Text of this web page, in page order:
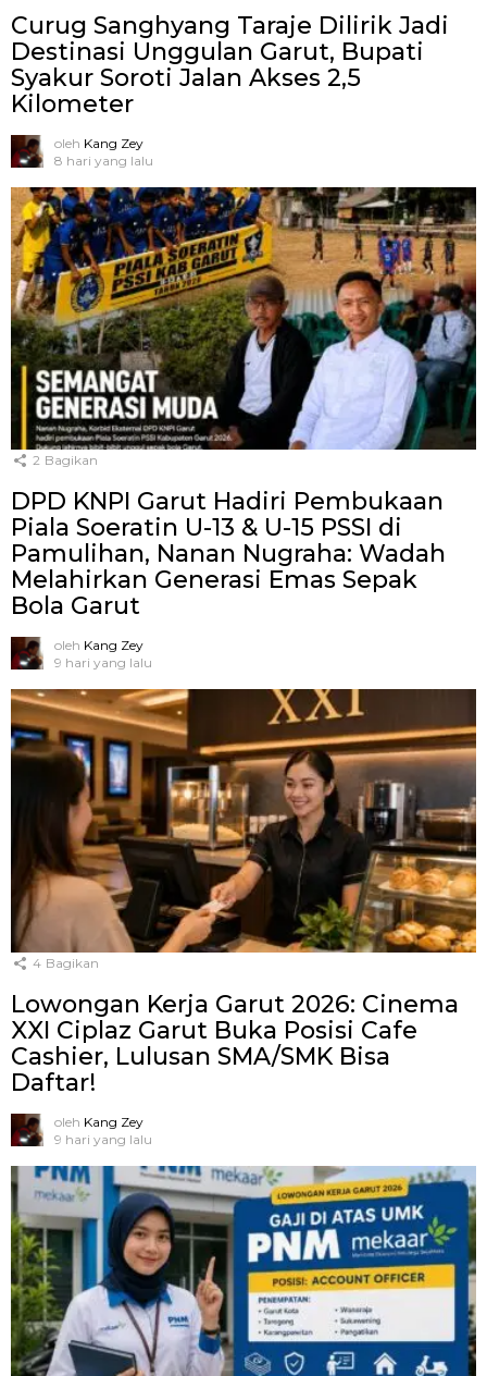
Curug Sanghyang Taraje Dilirik Jadi
Destinasi Unggulan Garut, Bupati
Syakur Soroti Jalan Akses 2,5
Kilometer
oleh Kang Zey
8 hari yang lalu
2 Bagikan
DPD KNPI Garut Hadiri Pembukaan
Piala Soeratin U-13 & U-15 PSSI di
Pamulihan, Nanan Nugraha: Wadah
Melahirkan Generasi Emas Sepak
Bola Garut
oleh Kang Zey
9 hari yang lalu
4 Bagikan
Lowongan Kerja Garut 2026: Cinema
XXI Ciplaz Garut Buka Posisi Cafe
Cashier, Lulusan SMA/SMK Bisa
Daftar!
oleh Kang Zey
9 hari yang lalu